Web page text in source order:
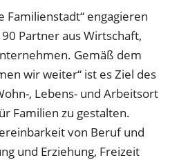
Familienstadt“ engagieren
Partner aus Wirtschaft,
Gemäß dem
wir weiter“ ist es Ziel des
, Lebens- und Arbeitsort
Familien zu gestalten.
von Beruf und
und Erziehung, Freizeit